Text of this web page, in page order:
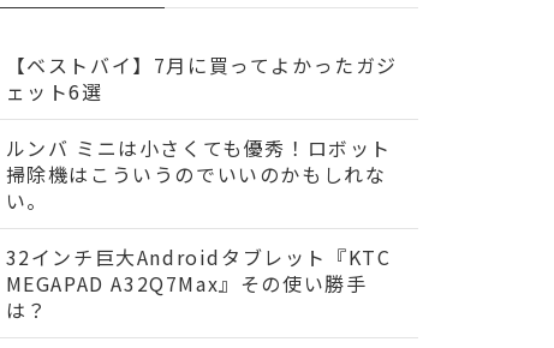
【ベストバイ】7月に買ってよかったガジ
ェット6選
ルンバ ミニは小さくても優秀！ロボット
掃除機はこういうのでいいのかもしれな
い。
32インチ巨大Androidタブレット『KTC
MEGAPAD A32Q7Max』その使い勝手
は？